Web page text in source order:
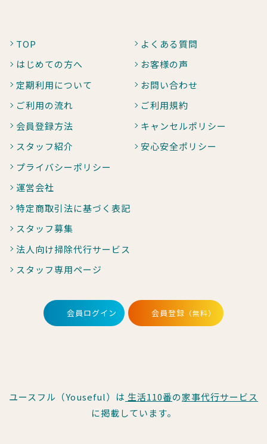
TOP
はじめての方へ
定期利用について
ご利用の流れ
会員登録方法
スタッフ紹介
よくある質問
お客様の声
お問い合わせ
ご利用規約
キャンセルポリシー
安心安全ポリシー
プライバシーポリシー
運営会社
特定商取引法に基づく表記
スタッフ募集
法人向け掃除代行サービス
スタッフ専用ページ
会員ログイン 会員登録 （無料）
ユースフル（Youseful）は 生活110番の家事代行サービス
に掲載しています。